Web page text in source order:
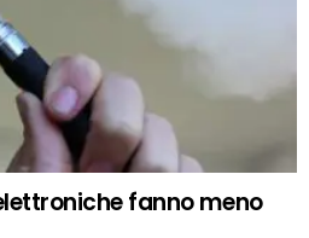
fanno meno